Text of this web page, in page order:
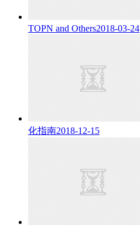
TOPN and Others2018-03-24
化指南2018-12-15